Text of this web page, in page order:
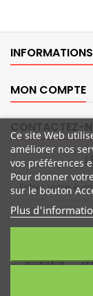
INFORMATIONS
MON COMPTE
CONTACTEZ-
Ce site Web
améliorer nos
vos préférences
Pour donner
sur le bouton
Plus